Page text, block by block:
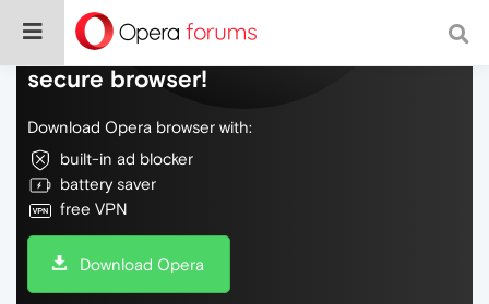
Do more on the web, with a fast and
secure browser!
Download Opera browser with:
built-in ad blocker
battery saver
free VPN
Download Opera